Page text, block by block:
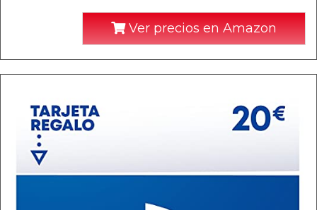
Ver precios en Amazon